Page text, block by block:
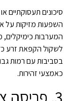
סיכונים תעסוקתיים
השפעות מזיקות על
המערבות כימיקלים,
לשקול הקפאת זרע
בסביבות עם רמות
כאמצעי זהירות.